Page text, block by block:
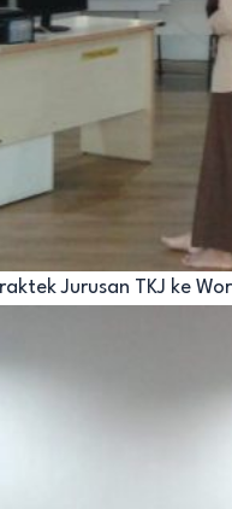
Jurusan TKJ ke